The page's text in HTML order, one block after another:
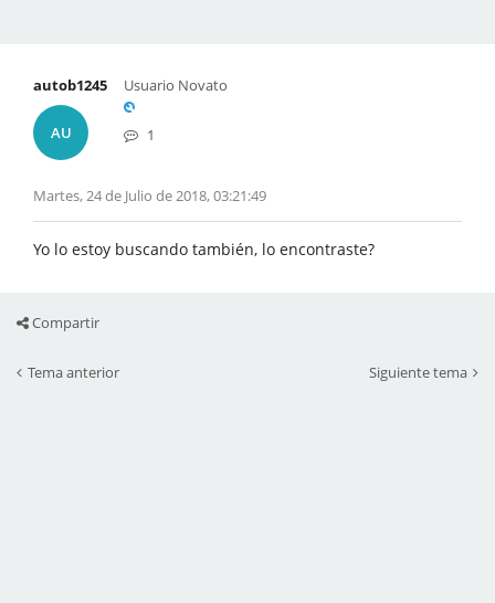
autob1245
AU
Usuario Novato
1
Martes, 24 de Julio de 2018, 03:21:49
Yo lo estoy buscando también, lo encontraste?
Compartir
Tema anterior Siguiente tema